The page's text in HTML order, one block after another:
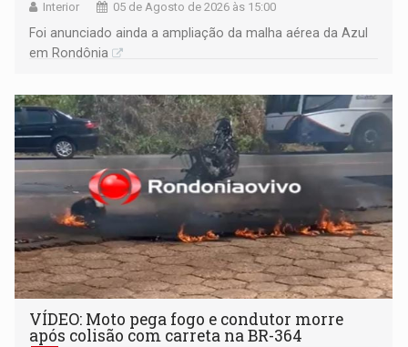
Interior 05 de Agosto de 2026 às 15:00
Foi anunciado ainda a ampliação da malha aérea da Azul
em Rondônia
VÍDEO: Moto pega fogo e condutor morre
após colisão com carreta na BR-364